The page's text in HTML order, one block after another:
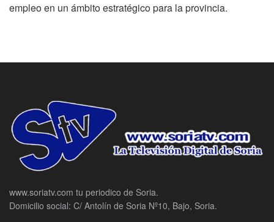
empleo en un ámbito estratégico para la provincia.
www.soriatv.com tu periodico de Soria.
Domicilio social: C/ Antolín de Soria Nº10, Bajo, Soria.